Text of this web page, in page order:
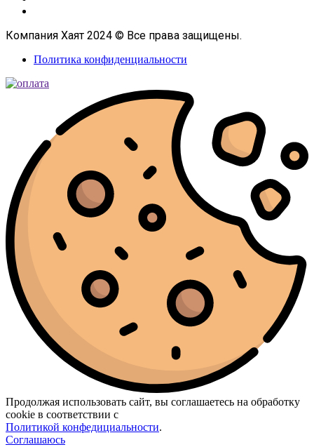
Компания Хаят 2024 © Все права защищены.
Политика конфиденциальности
Продолжая использовать сайт, вы соглашаетесь на обработку
cookie в соответствии с
Политикой конфедициальности.
Соглашаюсь